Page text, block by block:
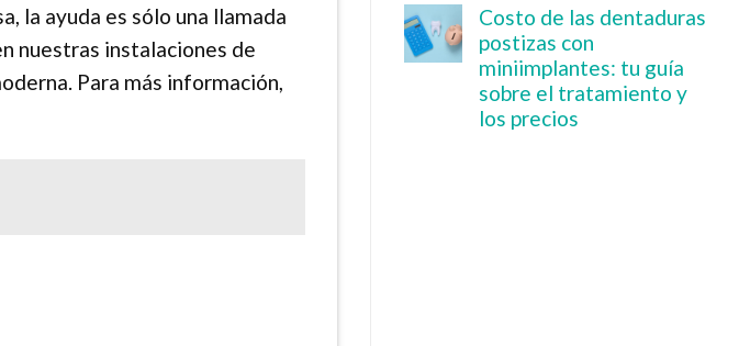
la ayuda es sólo una llamada
nuestras instalaciones de
Para más información,
Costo de las dentaduras
postizas con
miniimplantes: tu guía
sobre el tratamiento y
los precios